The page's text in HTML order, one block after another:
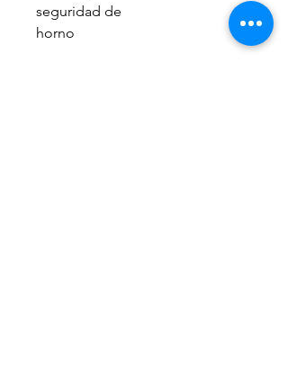
seguridad de
horno